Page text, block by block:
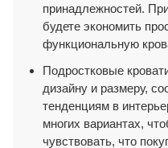
принадлежностей.
будете экономить
функциональную
Подростковые
дизайну и размеру,
тенденциям в
многих вариантах,
чувствовать, что